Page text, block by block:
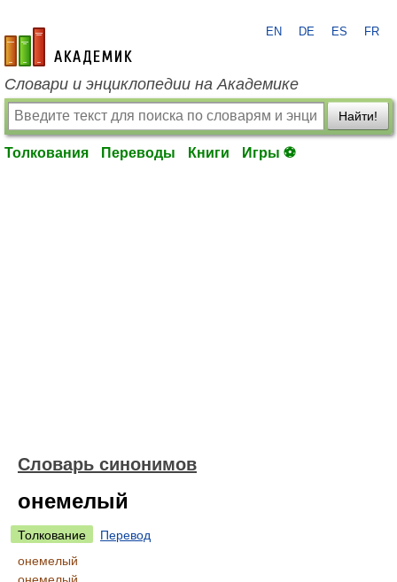
academic.ru
EN DE ES FR
Словари и энциклопедии на Академике
Найти!
Толкования Переводы Книги Игры ⚽
Словарь синонимов
онемелый
Толкование
Перевод
онемелый